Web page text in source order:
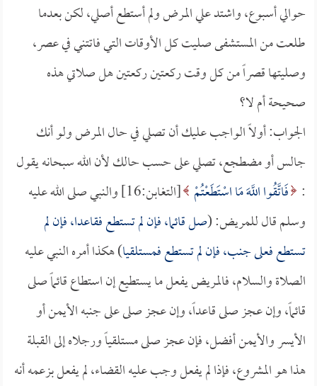
حوالي أسبوع، واشتد علي المرض ولم أستطع أصلي، لكن بعدما
طلعت من المستشفى صليت كل الأوقات التي فاتتني في عصر،
وصليتها قصراً من كل وقت ركعتين ركعتين هل صلاتي هذه
صحيحة أم لا؟
الجواب: أولاً الواجب عليك أن تصلي في حال المرض ولو أنك
جالس أو مضطجع، تصلي على حسب حالك لأن الله سبحانه يقول
: فَاتَّقُوا اللَّهَ مَا اسْتَطَعْتُمْ
[التغابن:16] والنبي صلى الله عليه
وسلم قال للمريض: (صل قائما، فإن لم تستطع فقاعدا، فإن لم
تستطع فعلى جنب، فإن لم تستطع فمستلقيا) هكذا أمره النبي عليه
الصلاة والسلام، فالمريض يفعل ما يستطيع إن استطاع قائماً صلى
قائماً، وإن عجز صلى قاعداً، وإن عجز صلى على جنبه الأيمن أو
الأيسر والأيمن أفضل، فإن عجز صلى مستلقياً ورجلاه إلى القبلة
هذا هو المشروع، فإذا لم يفعل وجب عليه القضاء، لم يفعل بزعمه أنه